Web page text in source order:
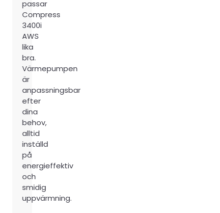
passar
Compress
3400i
AWS
lika
bra.
Värmepumpen
är
anpassningsbar
efter
dina
behov,
alltid
inställd
på
energieffektiv
och
smidig
uppvärmning.